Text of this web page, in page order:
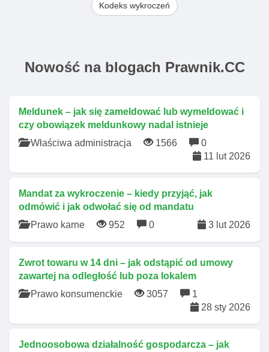
Kodeks wykroczeń
Nowość na blogach Prawnik.CC
Meldunek – jak się zameldować lub wymeldować i
czy obowiązek meldunkowy nadal istnieje
Właściwa administracja
1566
0
11 lut 2026
Mandat za wykroczenie – kiedy przyjąć, jak
odmówić i jak odwołać się od mandatu
Prawo karne
952 0 3 lut 2026
Zwrot towaru w 14 dni – jak odstąpić od umowy
zawartej na odległość lub poza lokalem
Prawo konsumenckie
3057
1
28 sty 2026
Jednoosobowa działalność gospodarcza – jak